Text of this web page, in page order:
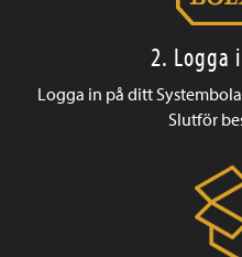
2. Logga
Logga in på ditt
Slutför